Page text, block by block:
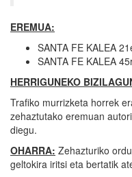
EREMUA:
SANTA FE KALEA
SANTA FE KALEA
HERRIGUNEKO
Trafiko murrizketa horrek
zehaztutako eremuan
diegu.
OHARRA: Zehazturiko
geltokira iritsi eta bertatik